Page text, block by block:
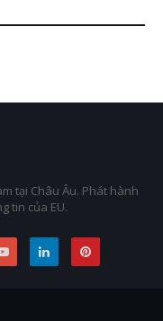
tại Châu Âu. Phát hành
tin của EU.